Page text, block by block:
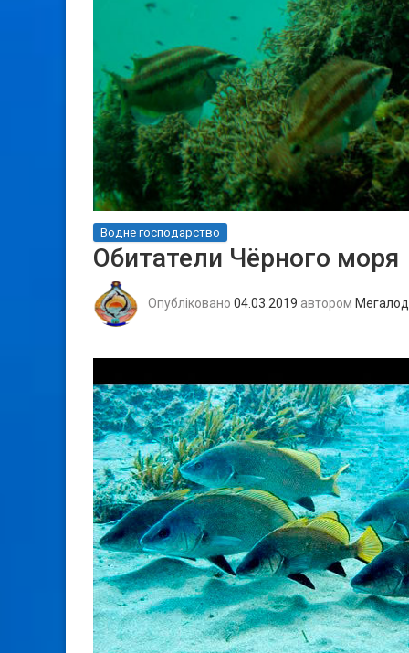
Водне господарство
Обитатели Чёрного моря
Опубліковано 04.03.2019 автором